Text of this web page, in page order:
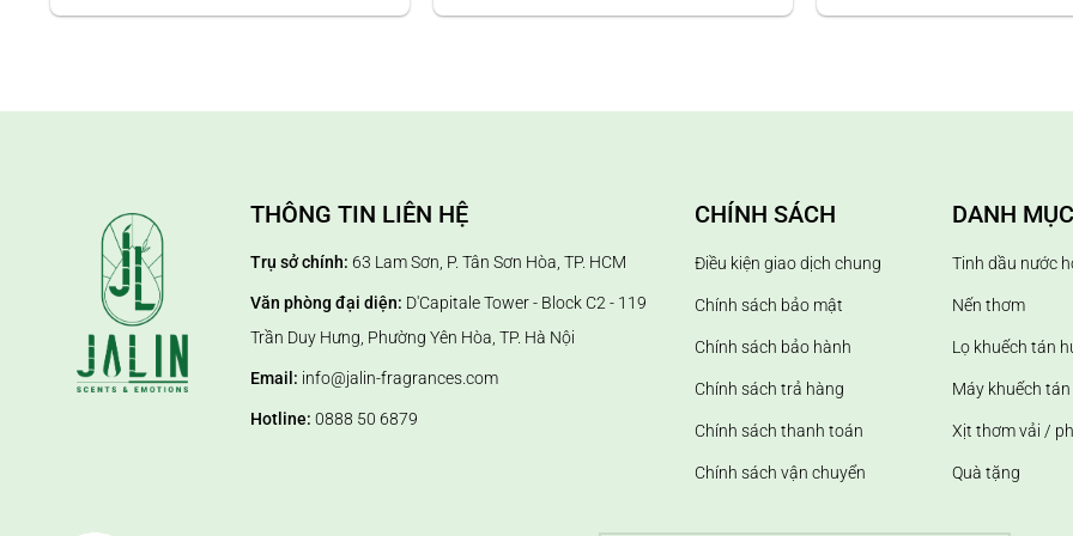
phần, không bị ăn mòn vật liệu đựng.
– Văn phòng, showroom: Xây dựng hình ảnh chuyên nghiệp, tạo ấn tượng với khách hàng.
– Spa, khách sạn, TTTM: Gia tăng trải nghiệm dịch vụ và nhận diện thương hiệu bằng mùi hương.
– Các ứng dụng sinh hoạt trong gia đình: dùng cho máy khuếch tán/ máy xông tinh dầu; khử mùi hôi và làm thơm
THÔNG TIN LIÊN HỆ
Trụ sở chính: 63 Lam Sơn, P. Tân Sơn Hòa, TP. HCM
Văn phòng đại diện: D'Capitale Tower - Block C2 - 119
Trần Duy Hưng, Phường Yên Hòa, TP. Hà Nội
Email: info@jalin-fragrances.com
Hotline: 0888 50 6879
CHÍNH SÁCH
Điều kiện giao dịch chung
Chính sách bảo mật
Chính sách bảo hành
Chính sách trả hàng
Chính sách thanh toán
Chính sách vận chuyển
DANH
Tinh dầu nước
Nến thơm
Lọ khuếch tán
Máy khuếch
Xịt thơm vải /
Quà tặng